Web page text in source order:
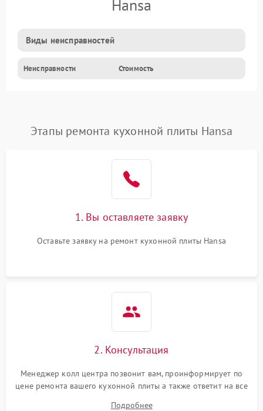
Hansa
Виды неисправностей
Неисправности Стоимость
Этапы ремонта кухонной плиты Hansa
1. Вы оставляете заявку
Оставьте заявку на ремонт кухонной плиты Hansa
2. Консультация
Менеджер колл центра позвонит вам, проинформирует по
цене ремонта вашего кухонной плиты а также ответит на все
Подробнее